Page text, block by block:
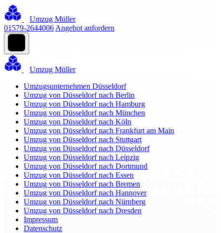
Umzug Müller
01579-2644006 Angebot anfordern
Umzug Müller
Umzugsunternehmen Düsseldorf
Umzug von Düsseldorf nach Berlin
Umzug von Düsseldorf nach Hamburg
Umzug von Düsseldorf nach München
Umzug von Düsseldorf nach Köln
Umzug von Düsseldorf nach Frankfurt am Main
Umzug von Düsseldorf nach Stuttgart
Umzug von Düsseldorf nach Düsseldorf
Umzug von Düsseldorf nach Leipzig
Umzug von Düsseldorf nach Dortmund
Umzug von Düsseldorf nach Essen
Umzug von Düsseldorf nach Bremen
Umzug von Düsseldorf nach Hannover
Umzug von Düsseldorf nach Nürnberg
Umzug von Düsseldorf nach Dresden
Impressum
Datenschutz